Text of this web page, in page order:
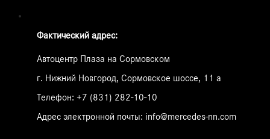
Фактический адрес:
Автоцентр Плаза на Сормовском
г. Нижний Новгород, Сормовское шоссе, 11 а
Телефон: +7 (831) 282-10-10
Адрес электронной почты: info@mercedes-nn.com